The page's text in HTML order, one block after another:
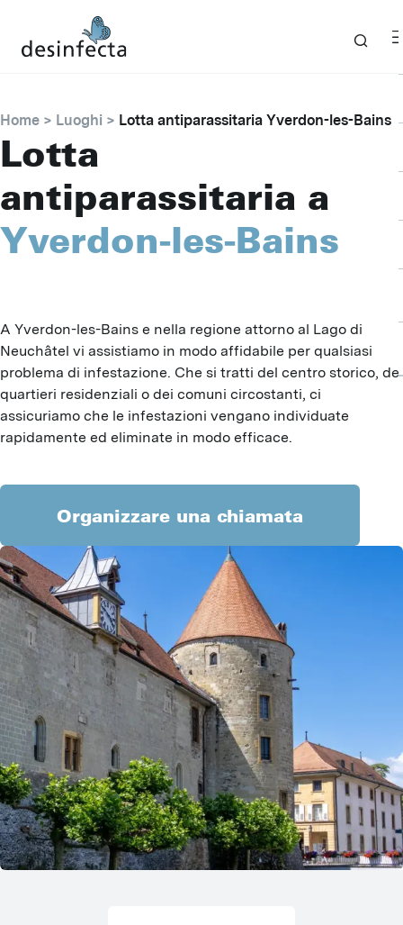
Home Luoghi Lotta antiparassitaria Yverdon-les-Bains
Lotta
antiparassitaria a
Yverdon-les-Bains
A Yverdon-les-Bains e nella regione attorno al Lago di
Neuchâtel vi assistiamo in modo affidabile per qualsiasi
problema di infestazione. Che si tratti del centro storico, dei
quartieri residenziali o dei comuni circostanti, ci
assicuriamo che le infestazioni vengano individuate
rapidamente ed eliminate in modo efficace.
Organizzare una chiamata